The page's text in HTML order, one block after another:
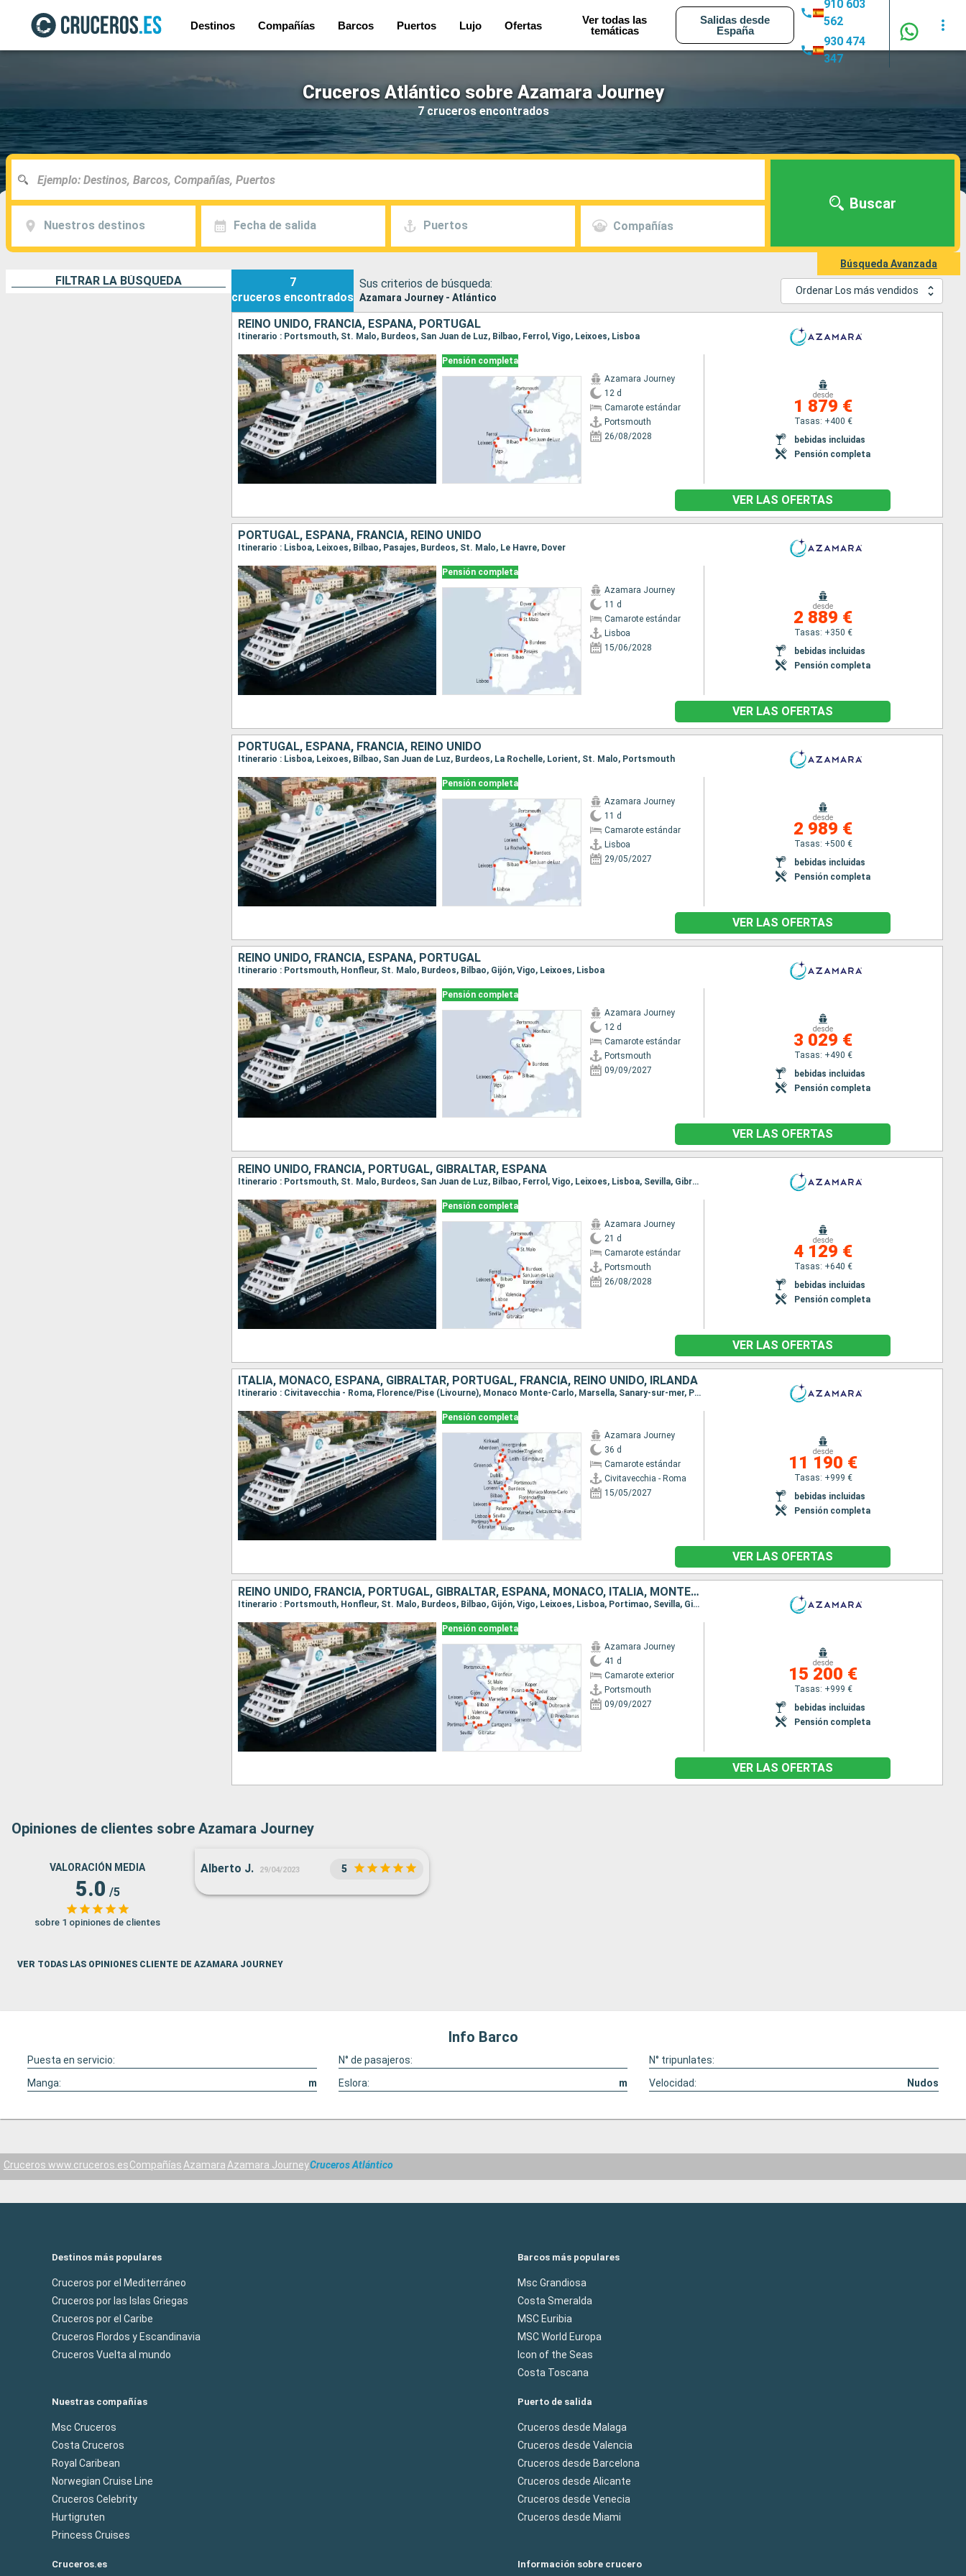
Destinos Compañías Barcos Puertos Lujo Ofertas
Ver todas las
temáticas
Salidas desde
España
910 603
562
930 474
347
Cruceros Atlántico sobre Azamara Journey
7 cruceros encontrados
Nuestros destinos Fecha de salida Puertos Compañías
Buscar
Búsqueda Avanzada
FILTRAR LA BÚSQUEDA
7
cruceros encontrados
Sus criterios de búsqueda:
Azamara Journey - Atlántico
Ordenar Los más vendidos
REINO UNIDO, FRANCIA, ESPAÑA, PORTUGAL
Itinerario : Portsmouth, St. Malo, Burdeos, San Juan de Luz, Bilbao, Ferrol, Vigo, Leixoes, Lisboa
Pensión completa
Azamara Journey
12 d
Camarote estándar
Portsmouth
26/08/2028
desde
1 879 €
Tasas: +400 €
bebidas incluidas
Pensión completa
VER LAS OFERTAS
PORTUGAL, ESPAÑA, FRANCIA, REINO UNIDO
Itinerario : Lisboa, Leixoes, Bilbao, Pasajes, Burdeos, St. Malo, Le Havre, Dover
Pensión completa
Azamara Journey
11 d
Camarote estándar
Lisboa
15/06/2028
desde
2 889 €
Tasas: +350 €
bebidas incluidas
Pensión completa
VER LAS OFERTAS
PORTUGAL, ESPAÑA, FRANCIA, REINO UNIDO
Itinerario : Lisboa, Leixoes, Bilbao, San Juan de Luz, Burdeos, La Rochelle, Lorient, St. Malo, Portsmouth
Pensión completa
Azamara Journey
11 d
Camarote estándar
Lisboa
29/05/2027
desde
2 989 €
Tasas: +500 €
bebidas incluidas
Pensión completa
VER LAS OFERTAS
REINO UNIDO, FRANCIA, ESPAÑA, PORTUGAL
Itinerario : Portsmouth, Honfleur, St. Malo, Burdeos, Bilbao, Gijón, Vigo, Leixoes, Lisboa
Pensión completa
Azamara Journey
12 d
Camarote estándar
Portsmouth
09/09/2027
desde
3 029 €
Tasas: +490 €
bebidas incluidas
Pensión completa
VER LAS OFERTAS
REINO UNIDO, FRANCIA, PORTUGAL, GIBRALTAR, ESPAÑA
Itinerario : Portsmouth, St. Malo, Burdeos, San Juan de Luz, Bilbao, Ferrol, Vigo, Leixoes, Lisboa, Sevilla, Gibraltar, Málaga, Motril, Cartagena, Valencia, Barcelona
Pensión completa
Azamara Journey
21 d
Camarote estándar
Portsmouth
26/08/2028
desde
4 129 €
Tasas: +640 €
bebidas incluidas
Pensión completa
VER LAS OFERTAS
ITALIA, MONACO, ESPAÑA, GIBRALTAR, PORTUGAL, FRANCIA, REINO UNIDO, IRLANDA
Itinerario : Civitavecchia - Roma, Florence/Pise (Livourne), Monaco Monte-Carlo, Marsella, Sanary-sur-mer, Palamos, Barcelona, Málaga, Gibraltar, Sevilla, Portimao, Lisboa, Leixoes, Bilbao, San Juan de Luz, Burdeos, La Rochelle, Lorient, St. Malo, Portsmouth, Leith - Edimbourg, Dundee, Aberdeen, Invergordon, Kirkwall, Greenock, Douglas, Dublin
Pensión completa
Azamara Journey
36 d
Camarote estándar
Civitavecchia - Roma
15/05/2027
desde
11 190 €
Tasas: +999 €
bebidas incluidas
Pensión completa
VER LAS OFERTAS
REINO UNIDO, FRANCIA, PORTUGAL, GIBRALTAR, ESPAÑA, MONACO, ITALIA, MONTENEGRO, CROACIA, ESLOVENIA, GRECIA
Itinerario : Portsmouth, Honfleur, St. Malo, Burdeos, Bilbao, Gijón, Vigo, Leixoes, Lisboa, Portimao, Sevilla, Gibraltar, Málaga, Motril, Cartagena, Valencia, Barcelona, Marsella, Monaco Monte-Carlo, Florence/Pise (Livourne), Civitavecchia - Roma, Sorrento, Kotor, Dubrovnik, Zadar, Fusina, Koper, Opatija, Zadar, Split, Sibenik, Dubrovnik, Kotor, El Pireo Atenas
Pensión completa
Azamara Journey
41 d
Camarote exterior
Portsmouth
09/09/2027
desde
15 200 €
Tasas: +999 €
bebidas incluidas
Pensión completa
VER LAS OFERTAS
Opiniones de clientes sobre Azamara Journey
VALORACIÓN MEDIA
5.0 /5
sobre 1 opiniones de clientes
Alberto J. 29/04/2023 5
VER TODAS LAS OPINIONES CLIENTE DE AZAMARA JOURNEY
Info Barco
Puesta en servicio: N° de pasajeros:
N° tripunlates:
Manga:
m Eslora: m Velocidad: Nudos
Cruceros www.cruceros.esCompañíasAzamaraAzamara JourneyCruceros Atlántico
Destinos más populares
Cruceros por el Mediterráneo
Cruceros por las Islas Griegas
Cruceros por el Caribe
Cruceros Flordos y Escandinavia
Cruceros Vuelta al mundo
Barcos más populares
Msc Grandiosa
Costa Smeralda
MSC Euribia
MSC World Europa
Icon of the Seas
Costa Toscana
Nuestras compañías
Msc Cruceros
Costa Cruceros
Royal Caribean
Norwegian Cruise Line
Cruceros Celebrity
Hurtigruten
Princess Cruises
Puerto de salida
Cruceros desde Malaga
Cruceros desde Valencia
Cruceros desde Barcelona
Cruceros desde Alicante
Cruceros desde Venecia
Cruceros desde Miami
Cruceros.es Información sobre crucero